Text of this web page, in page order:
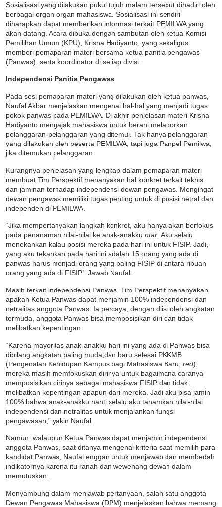
Sosialisasi yang dilakukan pukul tujuh malam tersebut dihadiri oleh
berbagai organ-organ mahasiswa. Sosialisasi ini sendiri
diharapkan dapat memberikan informasi terkait PEMILWA yang
akan datang. Acara dibuka dengan sambutan oleh ketua Komisi
Pemilihan Umum (KPU), Krisna Hadiyanto, yang sekaligus
memberi pemaparan materi bersama ketua panitia pengawas
(Panwas), serta koordinator di setiap divisi.
Independensi Panitia Pengawas
Pada sesi pemaparan materi yang dilakukan oleh ketua panwas,
Naufal Akbar menjelaskan mengenai hal-hal yang menjadi tugas
pokok panwas pada PEMILWA. Di akhir penjelasan materi Krisna
Hadiyanto mengajak mahasiswa untuk berani melaporkan
pelanggaran-pelanggaran yang ditemui. Tak hanya pelanggaran
yang dilakukan oleh peserta PEMILWA, tapi juga Panpel Pemilwa,
jika ditemukan pelanggaran.
Kurangnya penjelasan yang lengkap dalam pemaparan materi
membuat Tim Perspektif menanyakan hal konkret terkait teknis
dan jaminan terhadap independensi dewan pengawas. Mengingat
dewan pengawas memiliki tugas penting untuk di posisi netral dan
independen di PEMILWA.
“Jika mempertanyakan langkah konkret, aku hanya akan berfokus
pada penanaman nilai-nilai ke anak-anakku ntar . Aku selalu
menekankan kalau posisi mereka pada hari ini untuk FISIP. Jadi,
yang aku tekankan pada hari ini adalah 15 orang yang ada di
panwas harus menjadi orang yang paling FISIP di antara ribuan
orang yang ada di FISIP.” Jawab Naufal.
Masih terkait independensi Panwas, Tim Perspektif menanyakan
apakah Ketua Panwas dapat menjamin 100% independensi dan
netralitas anggota Panwas. Ia percaya, dengan diisi oleh angkatan
termuda, anggota Panwas bisa memposisikan diri dan tidak
melibatkan kepentingan.
“Karena mayoritas anak-anakku hari ini yang ada di Panwas bisa
dibilang angkatan paling muda,dan baru selesai PKKMB
(Pengenalan Kehidupan Kampus bagi Mahasiswa Baru, red),
mereka masih memfokuskan dirinya untuk bagaimana caranya
memposisikan dirinya sebagai mahasiswa FISIP dan tidak
melibatkan kepentingan apapun dari mereka. Jadi aku bisa jamin
100% bahwa anak-anakku nanti selalu aku tanamkan nilai-nilai
independensi dan netralitas untuk menjalankan fungsi
pengawasan,” yakin Naufal.
Namun, walaupun Ketua Panwas dapat menjamin independensi
anggota Panwas, saat ditanya mengenai kriteria saat memilih para
kandidat Panwas, Naufal enggan untuk menjawab dan membedah
indikatornya karena itu ranah dan wewenang dewan dalam
memutuskan.
Menyambung dalam menjawab pertanyaan, salah satu anggota
Dewan Pengawas Mahasiswa (DPM) menjelaskan bahwa memang